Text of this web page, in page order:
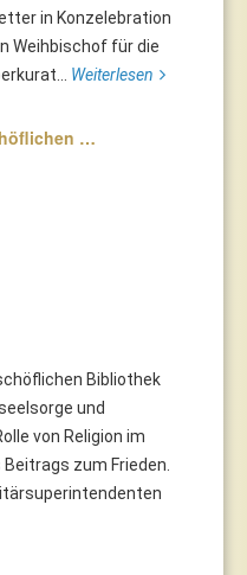
in Konzelebration
Weihbischof für die
Weiterlesen
…
Bibliothek
und
von Religion im
zum Frieden.